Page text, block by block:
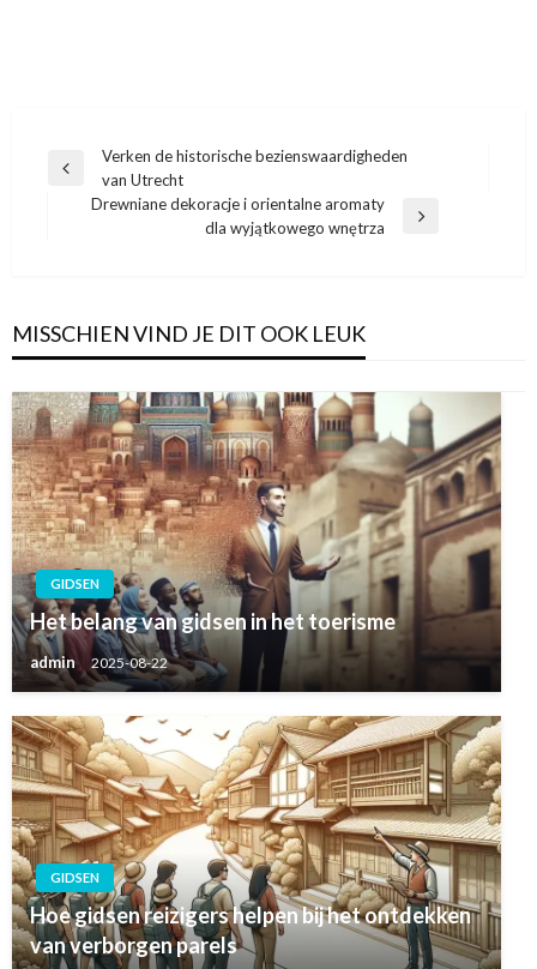
Bericht
navigatie
Vorige
bericht
Verken de historische bezienswaardigheden
van Utrecht
Drewniane dekoracje i orientalne aromaty
dla wyjątkowego wnętrza
MISSCHIEN VIND JE DIT OOK LEUK
GIDSEN
Het belang van gidsen in het toerisme
admin 2025-08-22
GIDSEN
Hoe gidsen reizigers helpen bij het ontdekken
van verborgen parels